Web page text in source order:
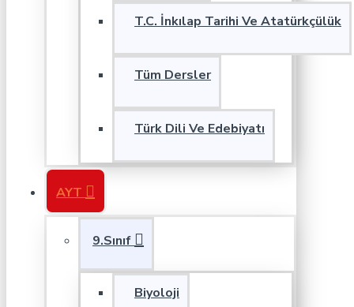
T.C. İnkılap Tarihi Ve Atatürkçülük
Tüm Dersler
Türk Dili Ve Edebiyatı
AYT
9.Sınıf
Biyoloji